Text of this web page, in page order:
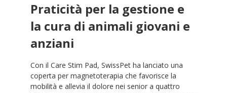
Praticità per la gestione e
la cura di animali giovani e
anziani
Con il Care Stim Pad, SwissPet ha lanciato una
coperta per magnetoterapia che favorisce la
mobilità e allevia il dolore nei senior a quattro